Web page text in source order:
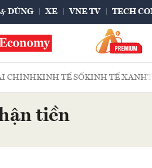
DÙNG XE VNE TV TECH
CHÍNHKINH TẾ SỐKINH TẾ XANH
tiền